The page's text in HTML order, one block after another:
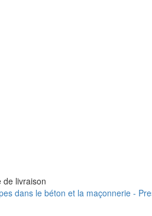
de livraison
dans le béton et la maçonnerie -